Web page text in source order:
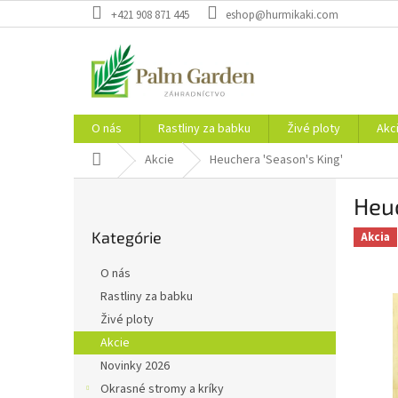
na
+421 908 871 445 eshop@hurmikaki.com
O nás Rastliny za babku Živé ploty
DomovAkcie Heuchera 'Season's King'
kategórie
Kategórie
O nás
Rastliny za babku
Živé ploty
Akcie
Novinky 2026
Okrasné stromy a kríky
Akcia